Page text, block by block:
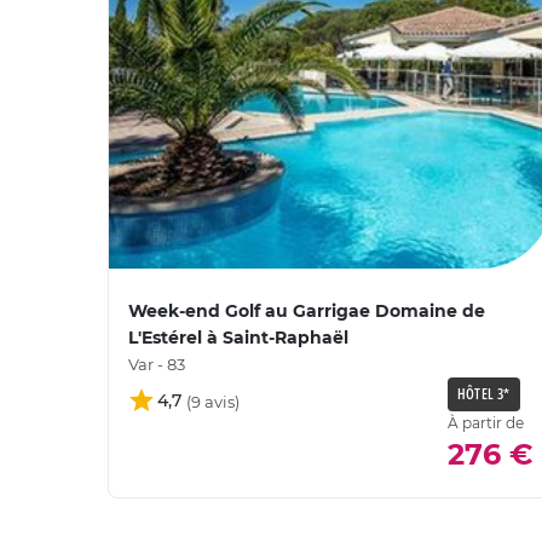
Week-end Golf au Garrigae Domaine de
L'Estérel à Saint-Raphaël
Var - 83
4,7 HÔTEL 3*
À partir de
276 €